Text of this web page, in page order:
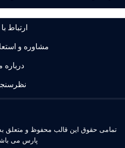
ارتباط با ما
مشاوره و
درباره ما
نظرسنجی
حقوق این قالب محفوظ و متعلق به
پارس می باشد.